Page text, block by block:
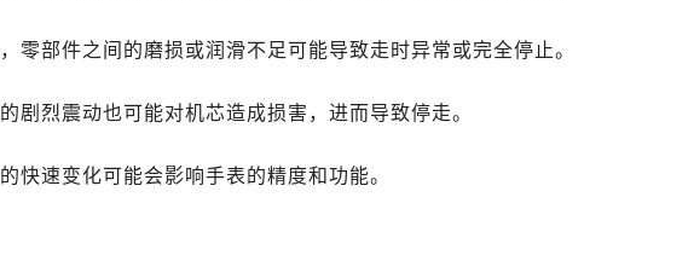
零部件之间的磨损或润滑不足可能导致走时异常或完全停止。
剧烈震动也可能对机芯造成损害，进而导致停走。
快速变化可能会影响手表的精度和功能。